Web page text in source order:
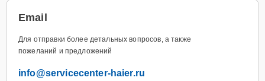
Email
Для отправки более детальных вопросов, а также
пожеланий и предложений
info@servicecenter-haier.ru